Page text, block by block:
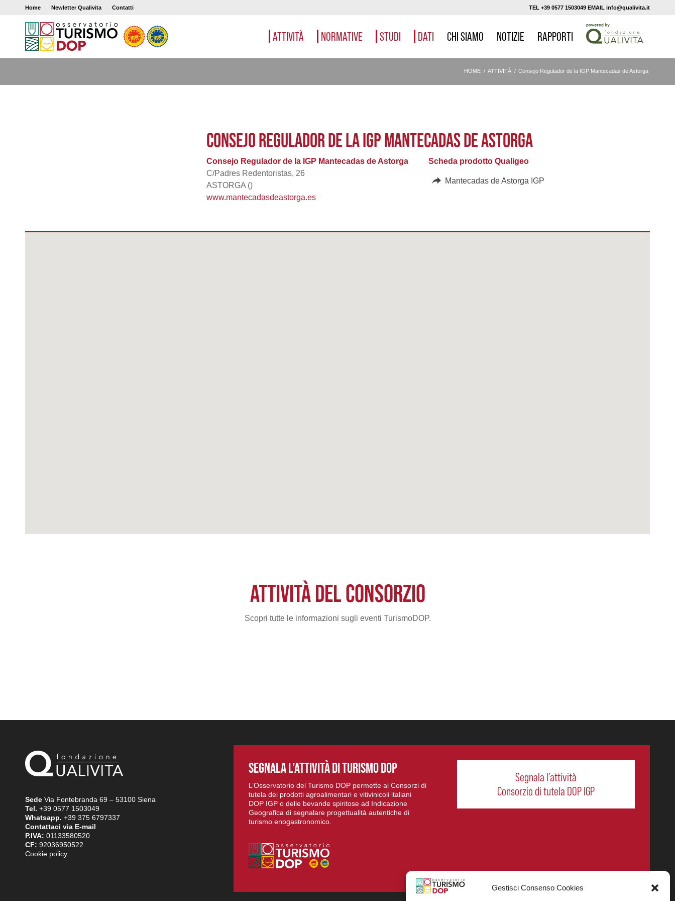
Gestisci Consenso Cookies
Home Newletter Qualivita Contatti TEL +39 0577 1503049 EMAIL info@qualivita.it
ATTIVITÀ NORMATIVE STUDI DATI CHI SIAMO NOTIZIE RAPPORTI
HOME / ATTIVITÀ / Consejo Regulador de la IGP Mantecadas de Astorga
CONSEJO REGULADOR DE LA IGP MANTECADAS DE ASTORGA
Consejo Regulador de la IGP Mantecadas de Astorga
C/Padres Redentoristas, 26
ASTORGA ()
www.mantecadasdeastorga.es
Scheda prodotto Qualigeo
Mantecadas de Astorga IGP
ATTIVITÀ DEL CONSORZIO
Scopri tutte le informazioni sugli eventi TurismoDOP.
Sede Via Fontebranda 69 – 53100 Siena
Tel. +39 0577 1503049
Whatsapp. +39 375 6797337
Contattaci via E-mail
P.IVA: 01133580520
CF: 92036950522
Cookie policy
SEGNALA L’ATTIVITÀ DI TURISMO DOP
L’Osservatorio del Turismo DOP permette ai Consorzi di
tutela dei prodotti agroalimentari e vitivinicoli italiani
DOP IGP o delle bevande spiritose ad Indicazione
Geografica di segnalare progettualità autentiche di
turismo enogastronomico.
Segnala l’attività
Consorzio di tutela DOP IGP